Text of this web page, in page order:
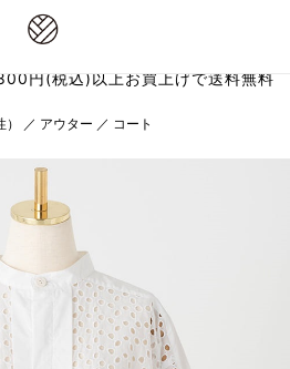
円(税込)以上お買上げで送料無料
／ アウター ／ コート